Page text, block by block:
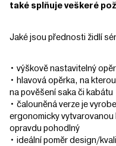
také splňuje veškeré
Jaké jsou přednosti židlí
• výškově nastavitelný
• hlavová opěrka, na
na pověšení saka či kabátu
• čalouněná verze je
ergonomicky
opravdu pohodlný
• ideální poměr design/